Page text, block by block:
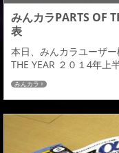
みんカラPARTS OF
表
本日、みんカラユーザ
THE YEAR ２０１4年上
発表されました。アド
きましたみんカラユーザ
ファード／ヴェルファ
位 、「プリウスα」部
ァード＆ヴェルファイ
みんカラ